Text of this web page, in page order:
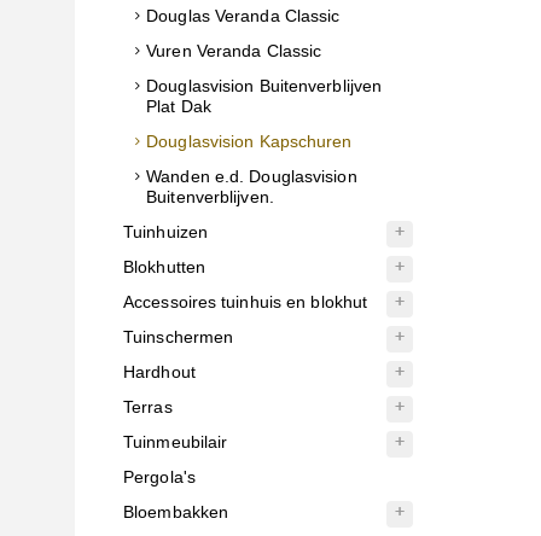
Douglas Veranda Classic
Vuren Veranda Classic
Douglasvision Buitenverblijven
Plat Dak
Douglasvision Kapschuren
Wanden e.d. Douglasvision
Buitenverblijven.
Tuinhuizen
Blokhutten
Accessoires tuinhuis en blokhut
Tuinschermen
Hardhout
Terras
Tuinmeubilair
Pergola's
Bloembakken